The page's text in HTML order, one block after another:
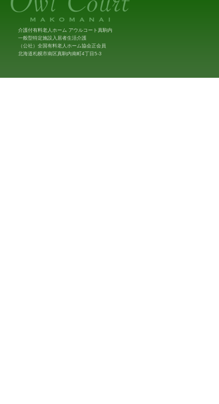
介護付有料老人ホーム アウルコート真駒内
一般型特定施設入居者生活介護
（公社）全国有料老人ホーム協会正会員
北海道札幌市南区真駒内南町4丁目5-3